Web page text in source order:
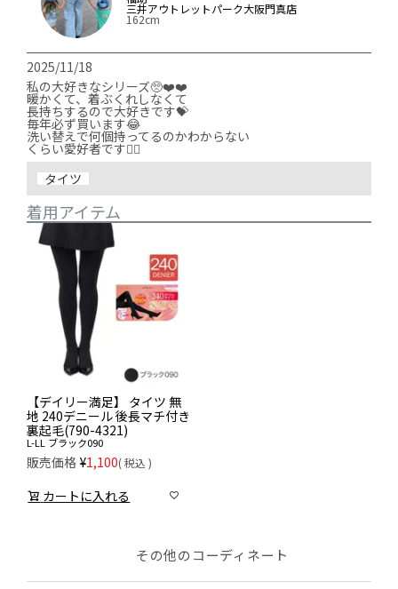
三井アウトレットパーク大阪門真店
162cm
2025/11/18
私の大好きなシリーズ🥺❤️❤️
暖かくて、着ぶくれしなくて
長持ちするので大好きです💝
毎年必ず買います😂
洗い替えで何個持ってるのかわからない
くらい愛好者です✌🏽
タイツ
着用アイテム
【デイリー満足】 タイツ 無
地 240デニール 後長マチ付き
裏起毛(790-4321)
L-LL ブラック090
販売価格 ¥1,100 税込
カートに入れる
その他のコーディネート